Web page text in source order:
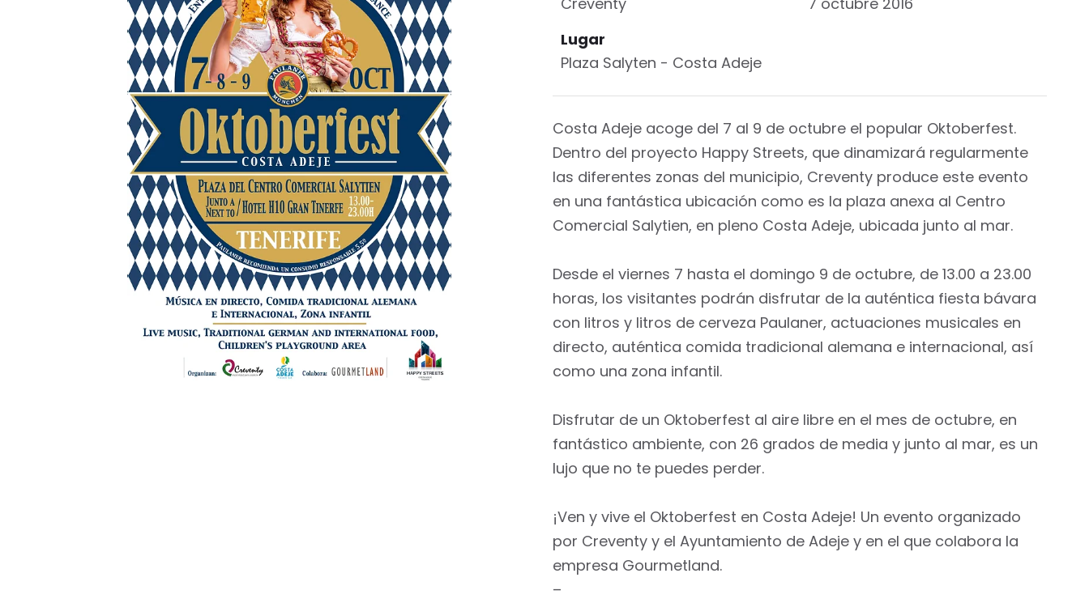
Lugar
Plaza Salyten - Costa Adeje
Costa Adeje acoge del 7 al 9 de octubre el popular Oktoberfest.
Dentro del proyecto Happy Streets, que dinamizará regularmente
las diferentes zonas del municipio, Creventy produce este evento
en una fantástica ubicación como es la plaza anexa al Centro
Comercial Salytien, en pleno Costa Adeje, ubicada junto al mar.
Desde el viernes 7 hasta el domingo 9 de octubre, de 13.00 a 23.00
horas, los visitantes podrán disfrutar de la auténtica fiesta bávara
con litros y litros de cerveza Paulaner, actuaciones musicales en
directo, auténtica comida tradicional alemana e internacional, así
como una zona infantil.
Disfrutar de un Oktoberfest al aire libre en el mes de octubre, en
fantástico ambiente, con 26 grados de media y junto al mar, es un
lujo que no te puedes perder.
¡Ven y vive el Oktoberfest en Costa Adeje! Un evento organizado
por Creventy y el Ayuntamiento de Adeje y en el que colabora la
empresa Gourmetland.
–